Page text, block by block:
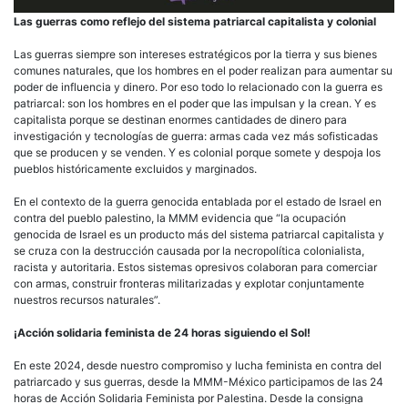
Las guerras como reflejo del sistema patriarcal capitalista y colonial
Las guerras siempre son intereses estratégicos por la tierra y sus bienes
comunes naturales, que los hombres en el poder realizan para aumentar su
poder de influencia y dinero. Por eso todo lo relacionado con la guerra es
patriarcal: son los hombres en el poder que las impulsan y la crean. Y es
capitalista porque se destinan enormes cantidades de dinero para
investigación y tecnologías de guerra: armas cada vez más sofisticadas
que se producen y se venden. Y es colonial porque somete y despoja los
pueblos históricamente excluidos y marginados.
En el contexto de la guerra genocida entablada por el estado de Israel en
contra del pueblo palestino, la MMM evidencia que “la ocupación
genocida de Israel es un producto más del sistema patriarcal capitalista y
se cruza con la destrucción causada por la necropolítica colonialista,
racista y autoritaria. Estos sistemas opresivos colaboran para comerciar
con armas, construir fronteras militarizadas y explotar conjuntamente
nuestros recursos naturales”.
¡Acción solidaria feminista de 24 horas siguiendo el Sol!
En este 2024, desde nuestro compromiso y lucha feminista en contra del
patriarcado y sus guerras, desde la MMM-México participamos de las 24
horas de Acción Solidaria Feminista por Palestina. Desde la consigna